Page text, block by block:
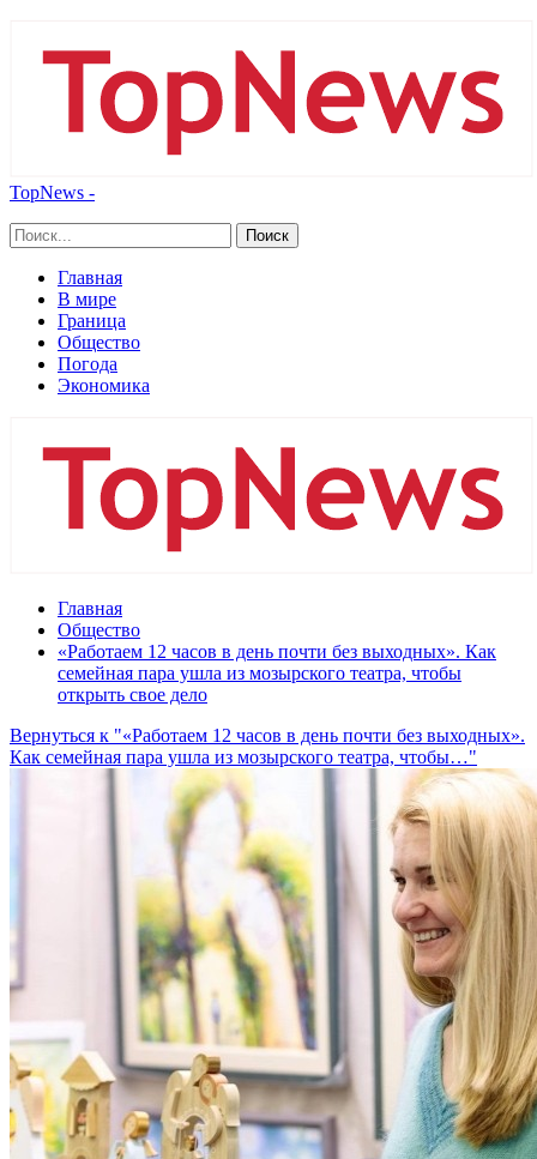
TopNews -
Главная
В мире
Граница
Общество
Погода
Экономика
Главная
Общество
«Работаем 12 часов в день почти без выходных». Как
семейная пара ушла из мозырского театра, чтобы
открыть свое дело
Вернуться к "«Работаем 12 часов в день почти без выходных».
Как семейная пара ушла из мозырского театра, чтобы…"